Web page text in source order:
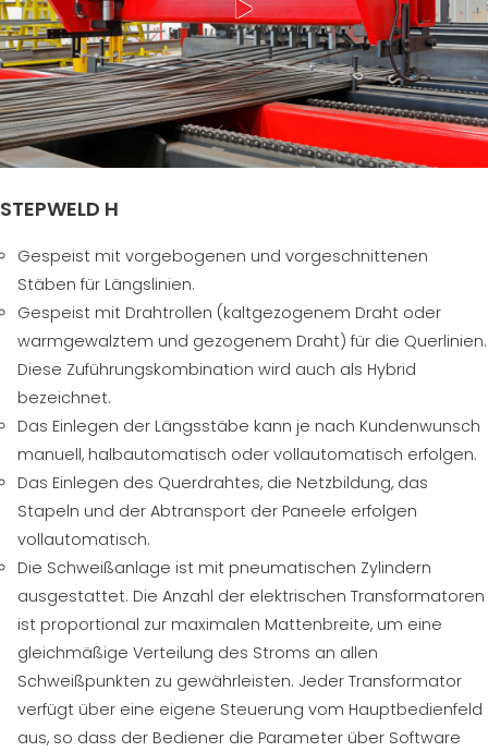
STEPWELD H
Gespeist mit vorgebogenen und vorgeschnittenen
Stäben für Längslinien.
Gespeist mit Drahtrollen (kaltgezogenem Draht oder
warmgewalztem und gezogenem Draht) für die Querlinien.
Diese Zuführungskombination wird auch als Hybrid
bezeichnet.
Das Einlegen der Längsstäbe kann je nach Kundenwunsch
manuell, halbautomatisch oder vollautomatisch erfolgen.
Das Einlegen des Querdrahtes, die Netzbildung, das
Stapeln und der Abtransport der Paneele erfolgen
vollautomatisch.
Die Schweißanlage ist mit pneumatischen Zylindern
ausgestattet. Die Anzahl der elektrischen Transformatoren
ist proportional zur maximalen Mattenbreite, um eine
gleichmäßige Verteilung des Stroms an allen
Schweißpunkten zu gewährleisten. Jeder Transformator
verfügt über eine eigene Steuerung vom Hauptbedienfeld
aus, so dass der Bediener die Parameter über Software